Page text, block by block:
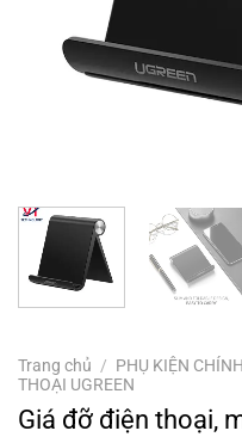
Trang chủ / PHỤ KIỆN
THOẠI UGREEN
Giá đỡ điện thoại,